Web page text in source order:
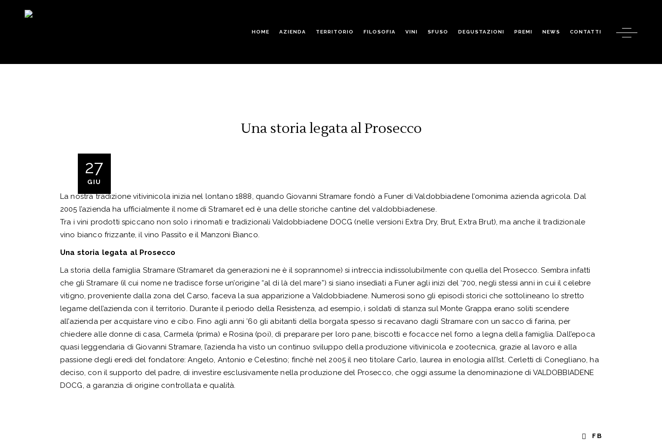
HOME AZIENDA TERRITORIO FILOSOFIA VINI SFUSO DEGUSTAZIONI PREMI NEWS CONTATTI
Una storia legata al Prosecco
27
GIU
La nostra tradizione vitivinicola inizia nel lontano 1888, quando Giovanni Stramare fondò a Funer di Valdobbiadene l’omonima azienda agricola. Dal
2005 l’azienda ha ufficialmente il nome di Stramaret ed è una delle storiche cantine del valdobbiadenese.
Tra i vini prodotti spiccano non solo i rinomati e tradizionali Valdobbiadene DOCG (nelle versioni Extra Dry, Brut, Extra Brut), ma anche il tradizionale
vino bianco frizzante, il vino Passito e il Manzoni Bianco.
Una storia legata al Prosecco
La storia della famiglia Stramare (Stramaret da generazioni ne è il soprannome) si intreccia indissolubilmente con quella del Prosecco. Sembra infatti
che gli Stramare (il cui nome ne tradisce forse un’origine “al di là del mare”) si siano insediati a Funer agli inizi del ‘700, negli stessi anni in cui il celebre
vitigno, proveniente dalla zona del Carso, faceva la sua apparizione a Valdobbiadene. Numerosi sono gli episodi storici che sottolineano lo stretto
legame dell’azienda con il territorio. Durante il periodo della Resistenza, ad esempio, i soldati di stanza sul Monte Grappa erano soliti scendere
all’azienda per acquistare vino e cibo. Fino agli anni ’60 gli abitanti della borgata spesso si recavano dagli Stramare con un sacco di farina, per
chiedere alle donne di casa, Carmela (prima) e Rosina (poi), di preparare per loro pane, biscotti e focacce nel forno a legna della famiglia. Dall’epoca
quasi leggendaria di Giovanni Stramare, l’azienda ha visto un continuo sviluppo della produzione vitivinicola e zootecnica, grazie al lavoro e alla
passione degli eredi del fondatore: Angelo, Antonio e Celestino; finchè nel 2005 il neo titolare Carlo, laurea in enologia all’Ist. Cerletti di Conegliano, ha
deciso, con il supporto del padre, di investire esclusivamente nella produzione del Prosecco, che oggi assume la denominazione di VALDOBBIADENE
DOCG, a garanzia di origine controllata e qualità.
FB